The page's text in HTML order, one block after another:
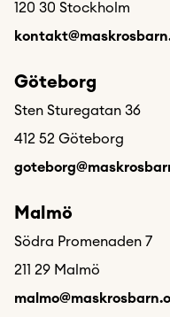
120 30 Stockholm
Göteborg
Sten Sturegatan 36
412 52 Göteborg
Malmö
Södra Promenaden 7
211 29 Malmö